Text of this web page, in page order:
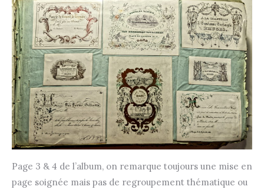
Page 3 & 4 de l’album, on remarque toujours une mise en
page soignée mais pas de regroupement thématique ou